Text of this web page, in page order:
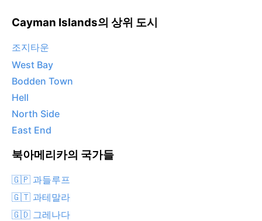
Cayman Islands의 상위 도시
조지타운
West Bay
Bodden Town
Hell
North Side
East End
북아메리카의 국가들
🇬🇵 과들루프
🇬🇹 과테말라
🇬🇩 그레나다